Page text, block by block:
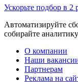
Ускорьте подбор в 2
Автоматизируйте
собирайте
О компании
Наши
Партнерам
Реклама на